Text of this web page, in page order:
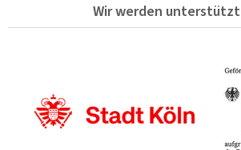
Wir werden